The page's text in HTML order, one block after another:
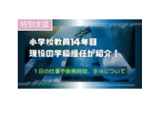
特別支援